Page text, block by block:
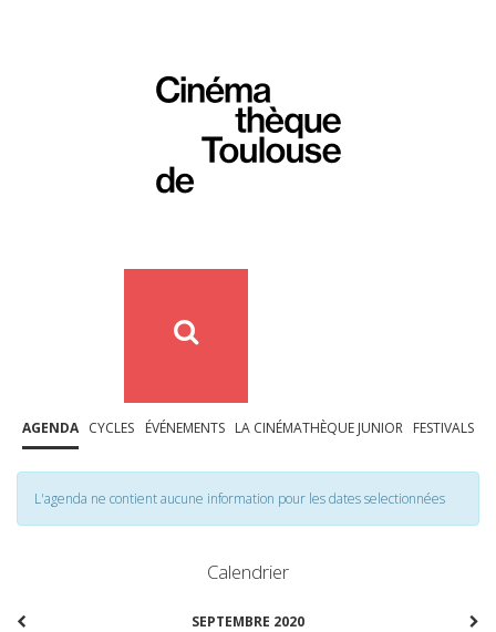
AGENDA CYCLES ÉVÉNEMENTS LA CINÉMATHÈQUE JUNIOR FESTIVALS
L'agenda ne contient aucune information pour les dates selectionnées
Calendrier
SEPTEMBRE 2020